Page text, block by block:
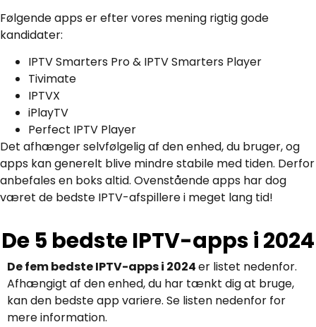
Følgende apps er efter vores mening rigtig gode
kandidater:
IPTV Smarters Pro & IPTV Smarters Player
Tivimate
IPTVX
iPlayTV
Perfect IPTV Player
Det afhænger selvfølgelig af den enhed, du bruger, og
apps kan generelt blive mindre stabile med tiden. Derfor
anbefales en boks altid. Ovenstående apps har dog
været de bedste IPTV-afspillere i meget lang tid!
De 5 bedste IPTV-apps i 2024
De fem bedste IPTV-apps i 2024er listet nedenfor.
Afhængigt af den enhed, du har tænkt dig at bruge,
kan den bedste app variere. Se listen nedenfor for
mere information.